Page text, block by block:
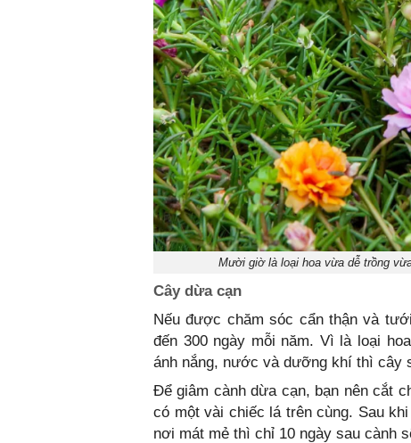
Mười giờ là loại hoa vừa dễ trồng
Cây dừa cạn
Nếu được chăm sóc cẩn thận và
đến 300 ngày mỗi năm. Vì là loại
ánh nắng, nước và dưỡng khí thì cây
Để giâm cành dừa cạn, bạn nên cắt
có một vài chiếc lá trên cùng. Sau
nơi mát mẻ thì chỉ 10 ngày sau cành